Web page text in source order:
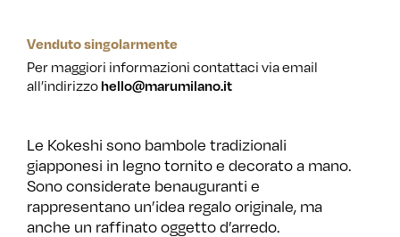
Venduto singolarmente
Per maggiori informazioni contattaci via email
all’indirizzo hello@marumilano.it
Le Kokeshi sono bambole tradizionali
giapponesi in legno tornito e decorato a mano.
Sono considerate benauguranti e
rappresentano un’idea regalo originale, ma
anche un raffinato oggetto d’arredo.